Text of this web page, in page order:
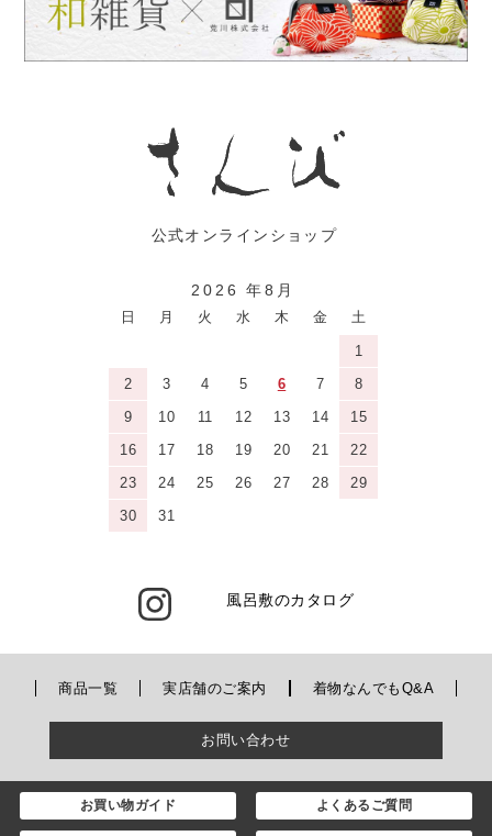
2026 年8月
日 月 火 水 木 金 土
1
2
3 4 5 6 7
8
9
10 11 12 13 14
15
16
17 18 19 20 21
22
23
24 25 26 27 28
29
30
31
風呂敷のカタログ
商品一覧 実店舗のご案内 着物なんでもQ&A
お問い合わせ
お買い物ガイド よくあるご質問